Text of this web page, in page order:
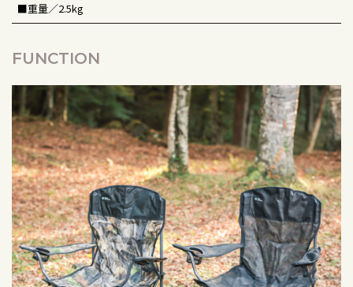
■重量／2.5kg
FUNCTION